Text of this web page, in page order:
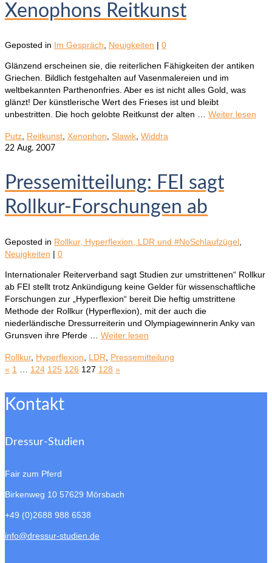
Xenophons Reitkunst
Geposted in Im Gespräch, Neuigkeiten | 0
Glänzend erscheinen sie, die reiterlichen Fähigkeiten der antiken
Griechen. Bildlich festgehalten auf Vasenmalereien und im
weltbekannten Parthenonfries. Aber es ist nicht alles Gold, was
glänzt! Der künstlerische Wert des Frieses ist und bleibt
unbestritten. Die hoch gelobte Reitkunst der alten … Weiter lesen
Putz, Reitkunst, Xenophon, Slawik, Widdra
22 Aug. 2007
Pressemitteilung: FEI sagt
Rollkur-Forschungen ab
Geposted in Rollkur, Hyperflexion, LDR und #NoSchlaufzügel
Neuigkeiten | 0
Internationaler Reiterverband sagt Studien zur umstrittenen“ Rollkur
ab FEI stellt trotz Ankündigung keine Gelder für wissenschaftliche
Forschungen zur „Hyperflexion“ bereit Die heftig umstrittene
Methode der Rollkur (Hyperflexion), mit der auch die
niederländische Dressurreiterin und Olympiagewinnerin Anky van
Grunsven ihre Pferde … Weiter lesen
Rollkur, Hyperflexion LDR
Pressemitteilung
« 1 124 125 126 127 128 »
Kontakt
Dressur-Studien
Fair zum Pferd
Birkenweg 10 57629 Mörsbach
+49 (0)2688 988 6538
info@dressur-studien.de